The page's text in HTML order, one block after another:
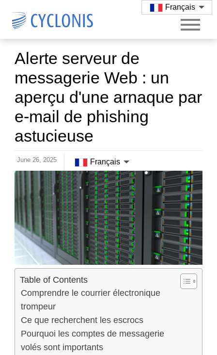
Alerte serveur de
messagerie Web : un
aperçu d'une arnaque par
e-mail de phishing
astucieuse
Table of Contents
Comprendre le courrier électronique
trompeur
Ce que recherchent les escrocs
Pourquoi les comptes de messagerie
volés sont importants
June 26, 2025 Français
Français